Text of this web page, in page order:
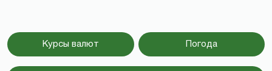
Курсы валют Погода